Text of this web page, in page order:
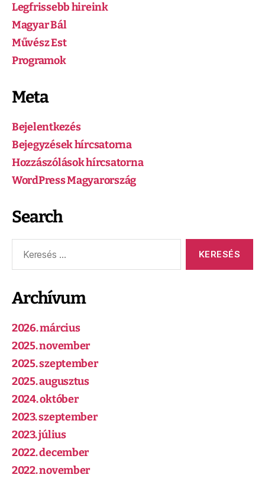
Legfrissebb hireink
Magyar Bál
Művész Est
Programok
Meta
Bejelentkezés
Bejegyzések hírcsatorna
Hozzászólások hírcsatorna
WordPress Magyarország
Search
Archívum
2026. március
2025. november
2025. szeptember
2025. augusztus
2024. október
2023. szeptember
2023. július
2022. december
2022. november